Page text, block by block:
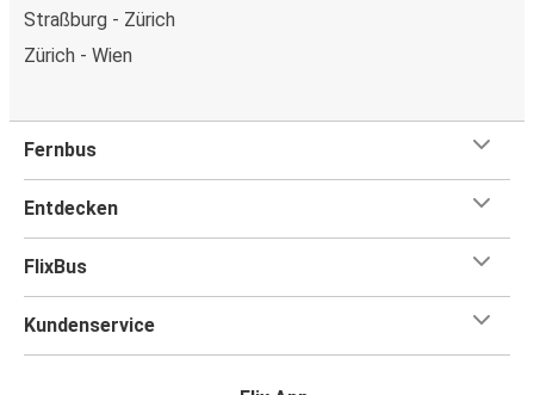
Straßburg - Zürich
Zürich - Wien
Fernbus
Entdecken
FlixBus
Kundenservice